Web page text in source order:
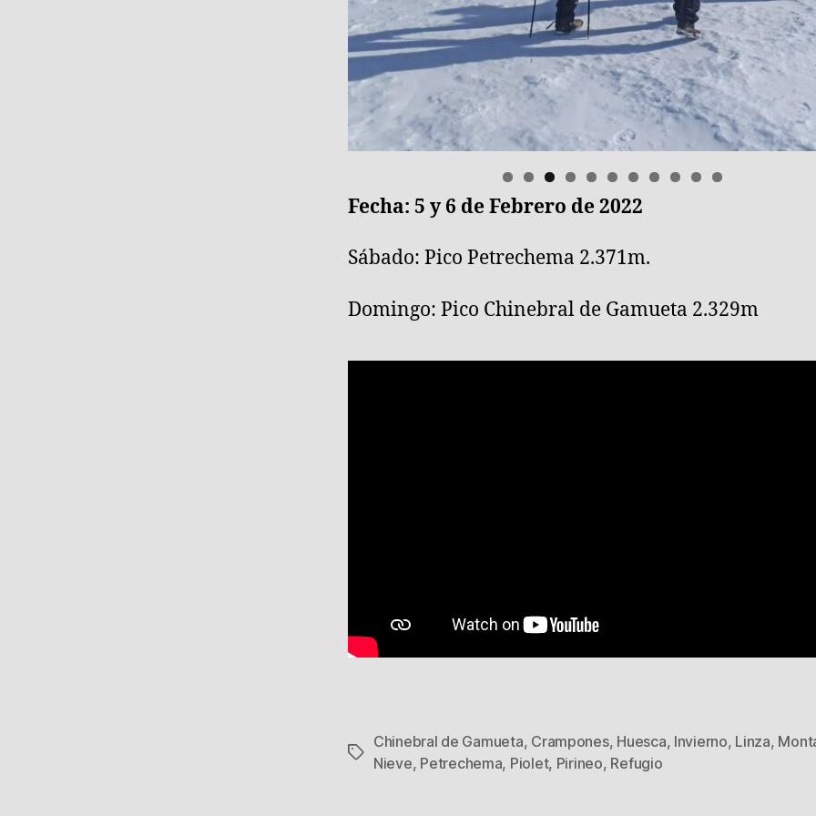
Fecha: 5 y 6 de Febrero de 2022
Sábado: Pico Petrechema 2.371m.
Domingo: Pico Chinebral de Gamueta 2.329m
Etiquetas
Chinebral de Gamueta, Crampones, Huesca, Invierno, Linza,
Nieve, Petrechema, Piolet, Pirineo, Refugio